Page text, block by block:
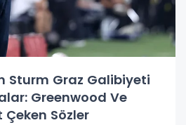
Sturm Graz Galibiyeti
Greenwood Ve
Sözler